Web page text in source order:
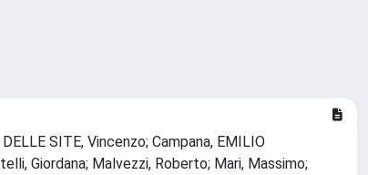
SITE, Vincenzo; Campana, EMILIO
Giordana; Malvezzi, Roberto; Mari, Massimo;